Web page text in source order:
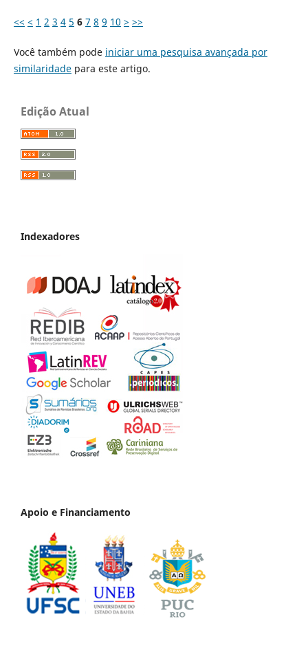
<< < 1 2 3 4 5 6 7 8 9 10 > >>
Você também pode iniciar uma pesquisa avançada por
similaridadepara este artigo.
Edição Atual
Indexadores
Apoio e Financiamento